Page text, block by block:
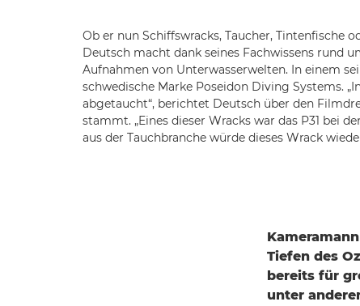
Ob er nun Schiffswracks, Taucher, Tintenfische
Deutsch macht dank seines Fachwissens rund
Aufnahmen von Unterwasserwelten. In einem
schwedische Marke Poseidon Diving Systems.
abgetaucht“, berichtet Deutsch über den
stammt. „Eines dieser Wracks war das P31 bei
aus der Tauchbranche würde dieses Wrack
Tiefen des
bereits für
unter